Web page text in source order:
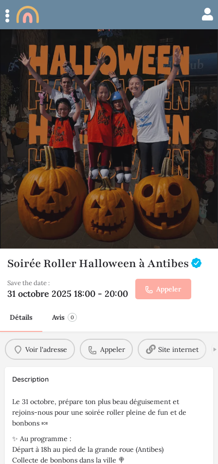
Soirée Roller Halloween à Antibes
Save the date :
31 octobre 2025 18:00 - 20:00 Appeler
Détails Avis 0
Voir l'adresse Appeler Site internet
Description
Le 31 octobre, prépare ton plus beau déguisement et
rejoins-nous pour une soirée roller pleine de fun et de
bonbons 🍬
✨ Au programme :
Départ à 18h au pied de la grande roue (Antibes)
Collecte de bonbons dans la ville 🍭